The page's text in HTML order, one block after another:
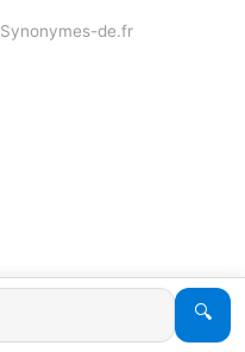
🔍
Synonymes-de.fr